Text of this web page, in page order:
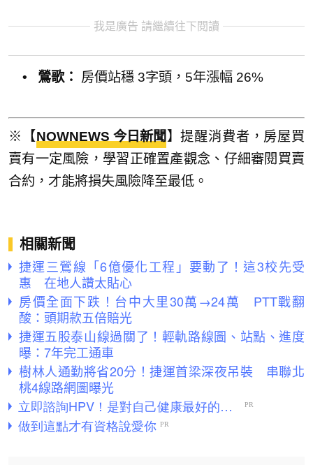
我是廣告 請繼續往下閱讀
• 鶯歌： 房價站穩 3字頭，5年漲幅 26%
※【NOWNEWS 今日新聞 】提醒消費者，房屋買
賣有一定風險，學習正確置產觀念、仔細審閱買賣
合約，才能將損失風險降至最低。
相關新聞
捷運三鶯線「6億優化工程」要動了！這3校先受
惠 在地人讚太貼心
房價全面下跌！台中大里30萬→24萬 PTT戰翻
酸：頭期款五倍賠光
捷運五股泰山線過關了！輕軌路線圖、站點、進度
曝：7年完工通車
樹林人通勤將省20分！捷運首梁深夜吊裝 串聯北
桃4線路網圖曝光